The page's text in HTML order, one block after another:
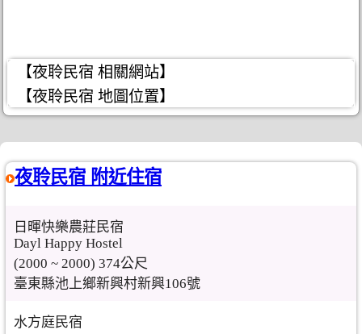
【夜聆民宿 相關網站】
【夜聆民宿 地圖位置】
夜聆民宿 附近住宿
日暉快樂農莊民宿
Dayl Happy Hostel
(2000 ~ 2000) 374公尺
臺東縣池上鄉新興村新興106號
水方庭民宿